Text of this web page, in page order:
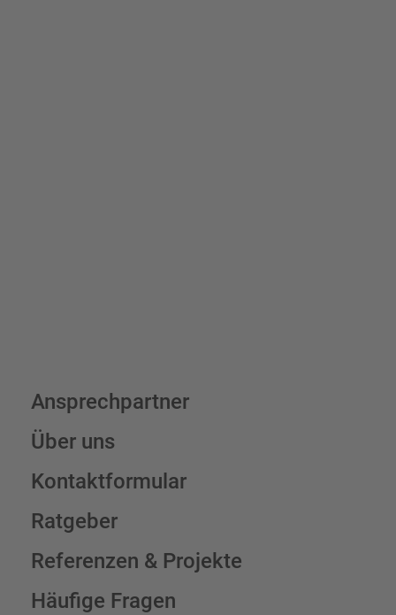
Ansprechpartner
Über uns
Kontaktformular
Ratgeber
Referenzen & Projekte
Häufige Fragen